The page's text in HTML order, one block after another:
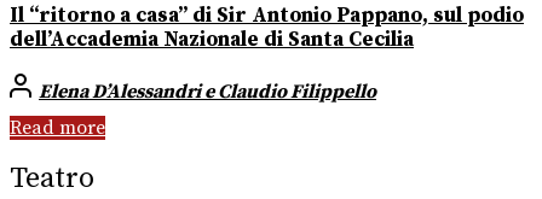
Il “ritorno a casa” di Sir Antonio Pappano, sul podio
dell’Accademia Nazionale di Santa Cecilia
Elena D’Alessandri e Claudio Filippello
Read more
Teatro